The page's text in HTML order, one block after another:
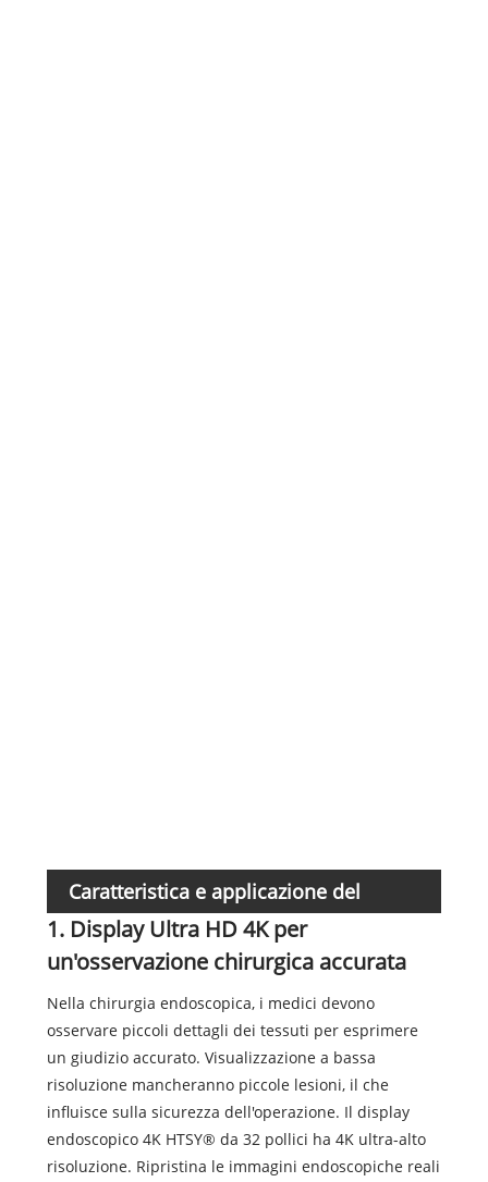
Caratteristica e applicazione del
prodotto
1. Display Ultra HD 4K per
un'osservazione chirurgica accurata
Nella chirurgia endoscopica, i medici devono
osservare piccoli dettagli dei tessuti per esprimere
un giudizio accurato. Visualizzazione a bassa
risoluzione mancheranno piccole lesioni, il che
influisce sulla sicurezza dell'operazione. Il display
endoscopico 4K HTSY® da 32 pollici ha 4K ultra-alto
risoluzione. Ripristina le immagini endoscopiche reali